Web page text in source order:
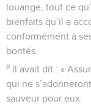
louange, tout ce
bienfaits qu’il a
conformément à
bontés.
8 Il avait dit : «
qui ne
sauveur pour eux.